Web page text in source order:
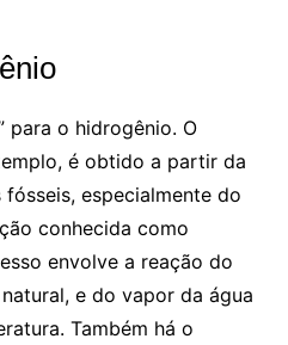
para o hidrogênio. O
é obtido a partir da
especialmente do
conhecida como
envolve a reação do
e do vapor da água
Também há o